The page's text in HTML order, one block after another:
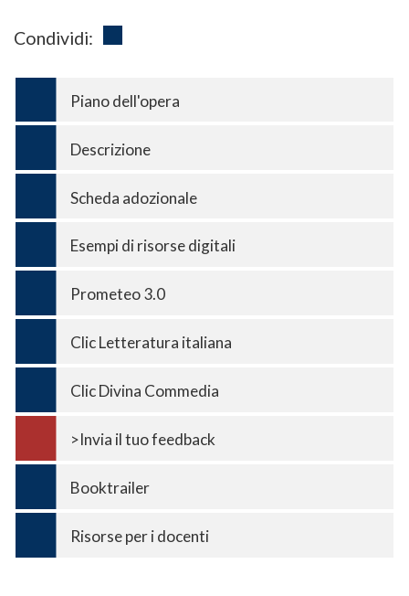
Condividi:
Piano dell'opera
Descrizione
Scheda adozionale
Esempi di risorse digitali
Prometeo 3.0
Clic Letteratura italiana
Clic Divina Commedia
>Invia il tuo feedback
Booktrailer
Risorse per i docenti